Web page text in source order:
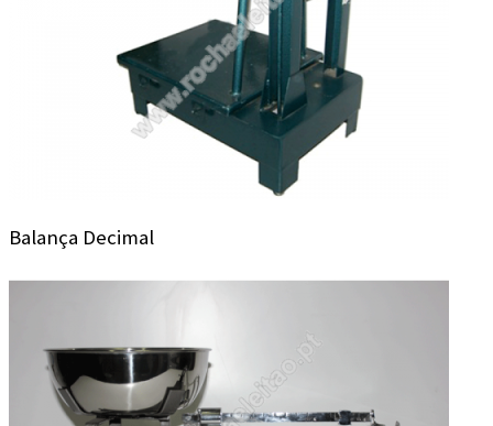
Balança Decimal